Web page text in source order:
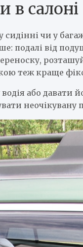
в салоні
чи у
подалі від
теж краще
або давати
неочікувану